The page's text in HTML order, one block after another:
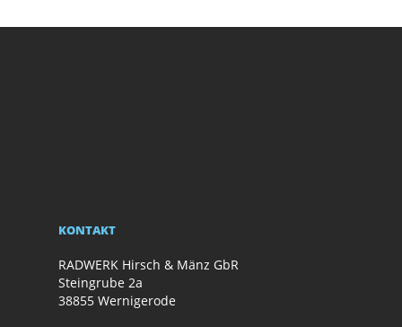
KONTAKT
RADWERK Hirsch & Mänz GbR
Steingrube 2a
38855 Wernigerode